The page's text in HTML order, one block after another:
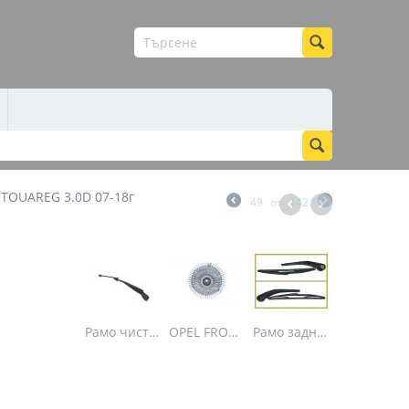
3.0D 07-18г 49 от 142
Рамо чистачка задна Kia SORENTO (2002-) ц... OPEL FRONTERA A, OMEGA A, SENATOR B 1.8-3... Рамо задна чистачка Пежо Peugeot 206 SW к...